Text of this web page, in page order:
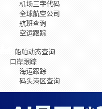
机场三字代码
全球航空公司
航班查询
空运跟踪
船舶动态查询
口岸跟踪
海运跟踪
码头港区查询